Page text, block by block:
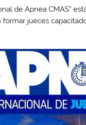
de Apnea CMAS”
jueces